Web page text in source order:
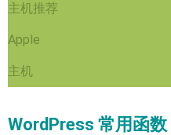
主机推荐
Apple
主机
WordPress 常用函